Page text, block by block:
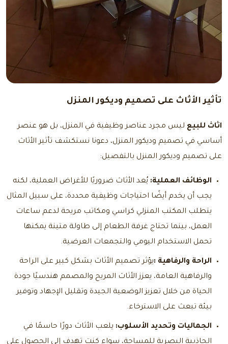
تأثير الأثاث على تصميم وديكور المنزل
اثاث للبيع ليس مجرد عناصر وظيفية في المنزل، بل هو عنصر
أساسي في تصميم وديكور المنزل، دعونا نستكشف تأثير الأثاث
على تصميم وديكور المنزل بالتفصيل:
الوظائف العملية: يُعد الأثاث ضروريًا للأغراض العملية، لكنه
يجب أن يخدم أيضًا احتياجات وظيفية محددة، على سبيل المثال
يتطلب المكتب المنزلي كراسي ومكاتب مريحة لدعم ساعات
العمل، بينما تحتاج غرفة الطعام إلى طاولة متينة يمكنها
تحمل الاستخدام اليومي والتجمعات العرضية.
الراحة والرفاهية :يؤثر تصميم الأثاث بشكل كبير على الراحة
والرفاهية العامة، يعزز الأثاث المريح والمصمم هندسيًا جودة
الحياة من خلال تعزيز الوضعية الجيدة وتقليل الإجهاد وتوفير
بيئة تبعث على الاسترخاء.
الجماليات وتحديد الأسلوب: يلعب الأثاث دورًا حاسمًا في
الجاذبية البصرية للمساحة، سواء كنت تهدف إلى الحصول على